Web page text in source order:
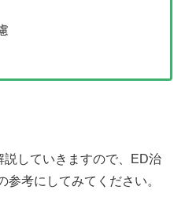
していきますので、ED治
考にしてみてください。